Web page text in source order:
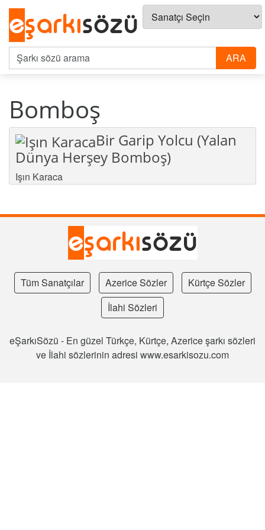
Bomboş
Bir Garip Yolcu (Yalan
Dünya Herşey Bomboş)
Işın Karaca
Tüm Sanatçılar Azerice Sözler
Kürtçe Sözler
İlahi Sözleri
eŞarkıSözü - En güzel Türkçe, Kürtçe, Azerice şarkı sözleri
ve İlahi sözlerinin adresi www.esarkisozu.com